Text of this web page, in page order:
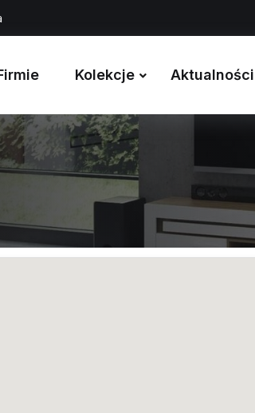
Kolekcje Aktualności